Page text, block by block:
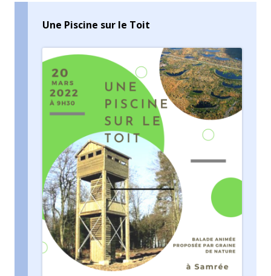
Une Piscine sur le Toit